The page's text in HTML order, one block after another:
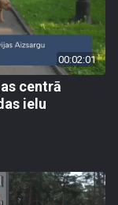
00:02:01
centrā
ielu